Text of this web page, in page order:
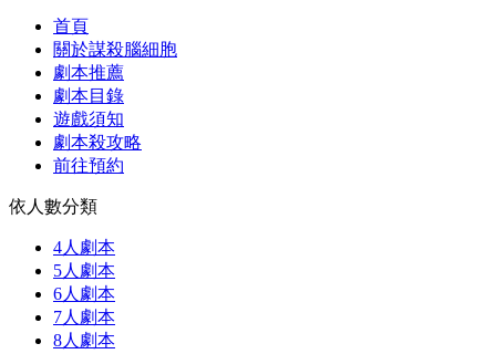
首頁
關於謀殺腦細胞
劇本推薦
劇本目錄
遊戲須知
劇本殺攻略
前往預約
依人數分類
4人劇本
5人劇本
6人劇本
7人劇本
8人劇本